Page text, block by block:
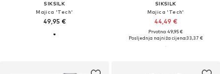
SIKSILK
Majica 'Tech'
49,95 €
SIKSILK
Majica 'Tech'
44,49 €
Prvotno: 49,95 €
Posljednja najniža cijena:33,37 €